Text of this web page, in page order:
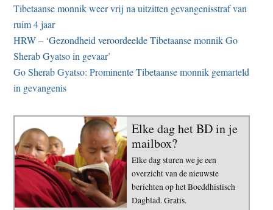
Tibetaanse monnik weer vrij na uitzitten gevangenisstraf van
ruim 4 jaar
HRW – ‘Gezondheid veroordeelde Tibetaanse monnik Go
Sherab Gyatso in gevaar’
Go Sherab Gyatso: Prominente Tibetaanse monnik gemarteld
in gevangenis
Elke dag het BD in je
mailbox?
Elke dag sturen we je een
overzicht van de nieuwste
berichten op het Boeddhistisch
Dagblad. Gratis.